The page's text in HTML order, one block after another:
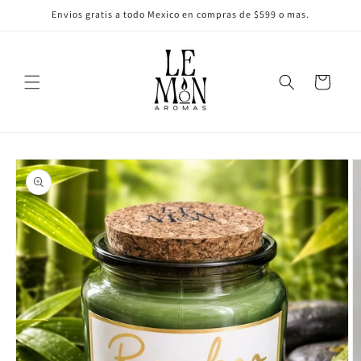
directamente
Envios gratis a todo Mexico en compras de $599 o mas.
Carrito
directamente
a la
información
del producto